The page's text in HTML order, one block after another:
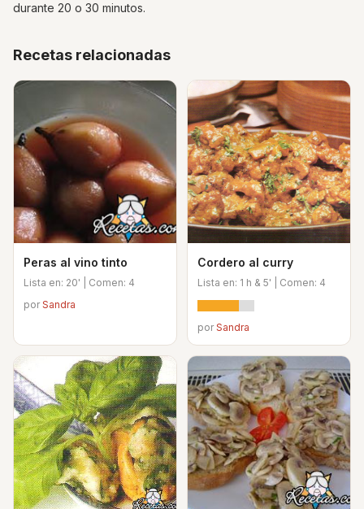
durante 20 o 30 minutos.
Recetas relacionadas
Peras al vino tinto
Lista en: 20' | Comen: 4
porSandra
Cordero al curry
Lista en: 1 h & 5' | Comen: 4
porSandra